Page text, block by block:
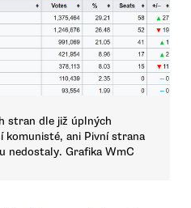
stran dle již úplných
komunisté, ani Pivní strana
nedostaly. Grafika WmC